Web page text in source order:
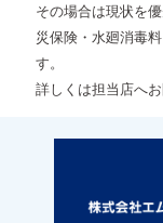
その場合は現状を
災保険・水廻消毒
す。
詳しくは担当店へお